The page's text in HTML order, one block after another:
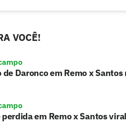
VOCÊ!
de Daronco em Remo x
perdida em Remo x Santos